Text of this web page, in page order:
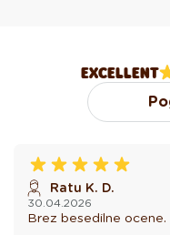
EXCELLENT
Ratu K. D.
30.04.2026
Brez besedilne ocene.